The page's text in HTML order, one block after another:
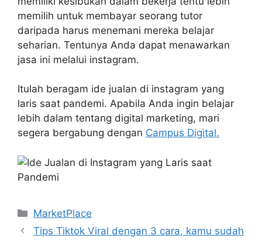
memilih untuk membayar seorang tutor
daripada harus menemani mereka belajar
seharian. Tentunya Anda dapat menawarkan
jasa ini melalui instagram.
Itulah beragam ide jualan di instagram yang
laris saat pandemi. Apabila Anda ingin belajar
lebih dalam tentang digital marketing, mari
segera bergabung dengan Campus Digital.
Kategori
MarketPlace
Tips Tiktok Viral dengan 3 cara, kamu sudah